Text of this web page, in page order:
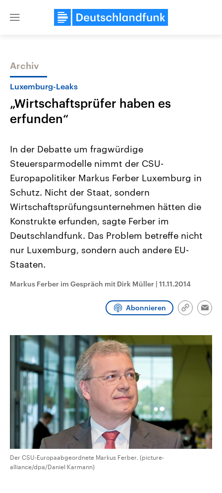
Close
Themen
Landtagswahl Sachsen-Anhalt
2026
Alle Informationen
Sachsen-Anhalt wählt am 6.
September 2026 einen neuen
Landtag. Seit 2021 wird das
Bundesland von einer Koalition aus
Umfragen, Prognosen,
Wahlprogramme, aktuelle Berichte
und Hintergründe zu den Parteien
und Kandidaten der anstehenden
Wahl.
USA
Aktuelle Beiträge,
Hintergründe
Wirtschaftlich und
gehören die Vereinigten
den mächtigsten Ländern
mit großem Einfluss auf
Sendungen Programm Podcasts
Archiv
Luxemburg-Leaks
„Wirtschaftsprüfer haben es
erfunden“
In der Debatte um fragwürdige
Steuersparmodelle nimmt der CSU-
Europapolitiker Markus Ferber Luxemburg in
Schutz. Nicht der Staat, sondern
Wirtschaftsprüfungsunternehmen hätten die
Konstrukte erfunden, sagte Ferber im
Deutschlandfunk. Das Problem betreffe nicht
nur Luxemburg, sondern auch andere EU-
Staaten.
Markus Ferber im Gespräch mit Dirk Müller | 11.11.2014
Abonnieren
Link
Der CSU-Europaabgeordnete Markus Ferber. (picture-
alliance/dpa/Daniel Karmann)